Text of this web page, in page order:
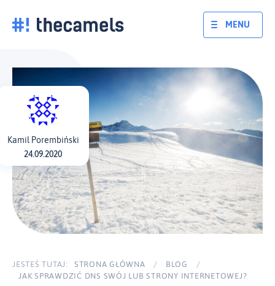
MENU
Kamil Porembiński
24.09.2020
JESTEŚ TUTAJ: STRONA GŁÓWNA / BLOG
/
JAK SPRAWDZIĆ DNS SWÓJ LUB STRONY INTERNETOWEJ?